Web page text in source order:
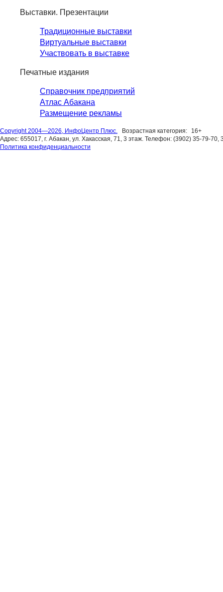
Выставки. Презентации
Традиционные выставки
Виртуальные выставки
Участвовать в выставке
Печатные издания
Справочник предприятий
Атлас Абакана
Размещение рекламы
Copyright 2004—2026, ИнфоЦентр Плюс. Возрастная категория:
16+
Адрес: 655017, г. Абакан, ул. Хакасская, 71, 3 этаж. Телефон: (3902) 35-79-
Политика конфиденциальности